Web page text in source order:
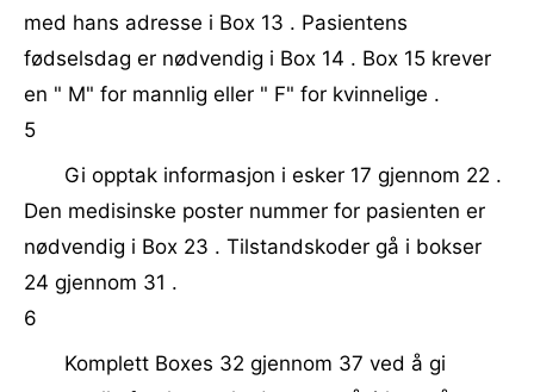
med hans adresse i Box 13 . Pasientens
fødselsdag er nødvendig i Box 14 . Box 15 krever
en " M" for mannlig eller " F" for kvinnelige .
5
Gi opptak informasjon i esker 17 gjennom 22 .
Den medisinske poster nummer for pasienten er
nødvendig i Box 23 . Tilstandskoder gå i bokser
24 gjennom 31 .
6
Komplett Boxes 32 gjennom 37 ved å gi